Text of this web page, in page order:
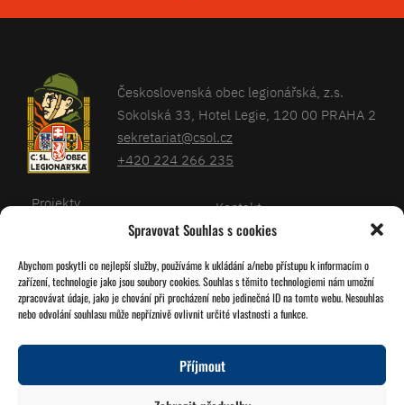
Spravovat Souhlas s cookies
Abychom poskytli co nejlepší služby, používáme k ukládání a/nebo přístupu k informacím o
zařízení, technologie jako jsou soubory cookies. Souhlas s těmito technologiemi nám umožní
zpracovávat údaje, jako je chování při procházení nebo jedinečná ID na tomto webu. Nesouhlas
nebo odvolání souhlasu může nepříznivě ovlivnit určité vlastnosti a funkce.
Příjmout
Československá obec legionářská, z.s.
Sokolská 33, Hotel Legie, 120 00 PRAHA 2
sekretariat@csol.cz
+420 224 266 235
Sledujte nás!
Projekty
Kalendář
O nás
Kontakt
Databáze legionářů
Pro členy
Zásady cookies